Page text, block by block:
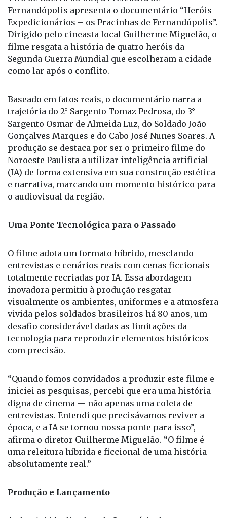
Fernandópolis apresenta o documentário “Heróis
Expedicionários – os Pracinhas de Fernandópolis”.
Dirigido pelo cineasta local Guilherme Miguelão, o
filme resgata a história de quatro heróis da
Segunda Guerra Mundial que escolheram a cidade
como lar após o conflito.
Baseado em fatos reais, o documentário narra a
trajetória do 2° Sargento Tomaz Pedrosa, do 3°
Sargento Osmar de Almeida Luz, do Soldado João
Gonçalves Marques e do Cabo José Nunes Soares. A
produção se destaca por ser o primeiro filme do
Noroeste Paulista a utilizar inteligência artificial
(IA) de forma extensiva em sua construção estética
e narrativa, marcando um momento histórico para
o audiovisual da região.
Uma Ponte Tecnológica para o Passado
O filme adota um formato híbrido, mesclando
entrevistas e cenários reais com cenas ficcionais
totalmente recriadas por IA. Essa abordagem
inovadora permitiu à produção resgatar
visualmente os ambientes, uniformes e a atmosfera
vivida pelos soldados brasileiros há 80 anos, um
desafio considerável dadas as limitações da
tecnologia para reproduzir elementos históricos
com precisão.
“Quando fomos convidados a produzir este filme e
iniciei as pesquisas, percebi que era uma história
digna de cinema — não apenas uma coleta de
entrevistas. Entendi que precisávamos reviver a
época, e a IA se tornou nossa ponte para isso”,
afirma o diretor Guilherme Miguelão. “O filme é
uma releitura híbrida e ficcional de uma história
absolutamente real.”
Produção e Lançamento